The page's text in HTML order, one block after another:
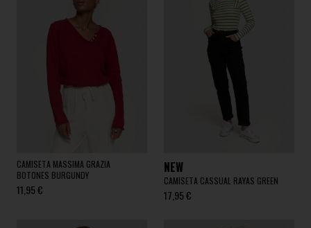
CAMISETA MASSIMA GRAZIA
BOTONES BURGUNDY
11,95 €
NEW
CAMISETA CASSUAL RAYAS GREEN
17,95 €